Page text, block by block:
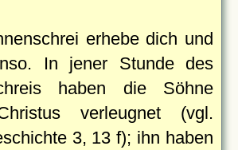
erhebe dich und
In jener Stunde des
haben die Söhne
verleugnet (vgl.
3, 13 f); ihn haben